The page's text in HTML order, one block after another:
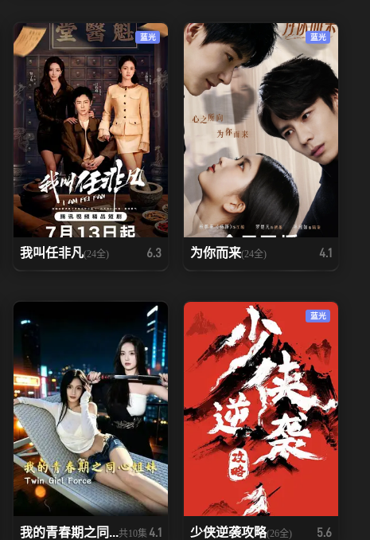
蓝光
我叫任非凡(24全) 6.3
蓝光
为你而来(24全) 4.1
我的青春期之同...共10集 4.1
蓝光
少侠逆袭攻略(26全) 5.6